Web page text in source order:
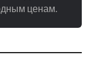
ценам.